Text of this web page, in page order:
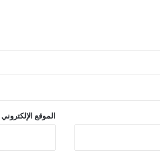
الموقع الإلكتروني